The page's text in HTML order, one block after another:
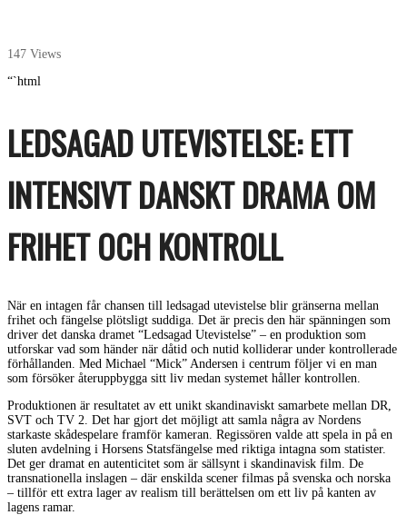
147 Views
“`html
LEDSAGAD UTEVISTELSE: ETT
INTENSIVT DANSKT DRAMA OM
FRIHET OCH KONTROLL
När en intagen får chansen till ledsagad utevistelse blir gränserna mellan
frihet och fängelse plötsligt suddiga. Det är precis den här spänningen som
driver det danska dramet “Ledsagad Utevistelse” – en produktion som
utforskar vad som händer när dåtid och nutid kolliderar under kontrollerade
förhållanden. Med Michael “Mick” Andersen i centrum följer vi en man
som försöker återuppbygga sitt liv medan systemet håller kontrollen.
Produktionen är resultatet av ett unikt skandinaviskt samarbete mellan DR,
SVT och TV 2. Det har gjort det möjligt att samla några av Nordens
starkaste skådespelare framför kameran. Regissören valde att spela in på en
sluten avdelning i Horsens Statsfängelse med riktiga intagna som statister.
Det ger dramat en autenticitet som är sällsynt i skandinavisk film. De
transnationella inslagen – där enskilda scener filmas på svenska och norska
– tillför ett extra lager av realism till berättelsen om ett liv på kanten av
lagens ramar.